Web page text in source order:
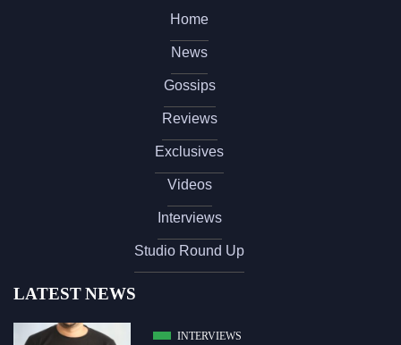
Home
News
Gossips
Reviews
Exclusives
Videos
Interviews
Studio Round Up
LATEST NEWS
INTERVIEWS